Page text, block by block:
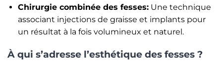
Chirurgie combinée des fesses:Une technique
associant injections de graisse et implants pour
un résultat à la fois volumineux et naturel.
À qui s’adresse l’esthétique des fesses ?